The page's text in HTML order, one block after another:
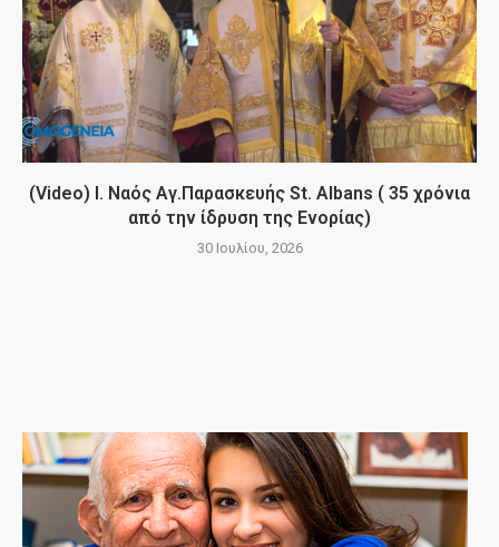
(Video) Ι. Ναός Αγ.Παρασκευής St. Albans ( 35 χρόνια
από την ίδρυση της Ενορίας)
30 Ιουλίου, 2026